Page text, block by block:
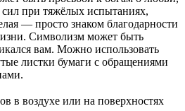
при тяжёлых испытаниях,
— просто знаком благодарности
Символизм может быть
вам. Можно использовать
листки бумаги с обращениями
в воздухе или на поверхностях